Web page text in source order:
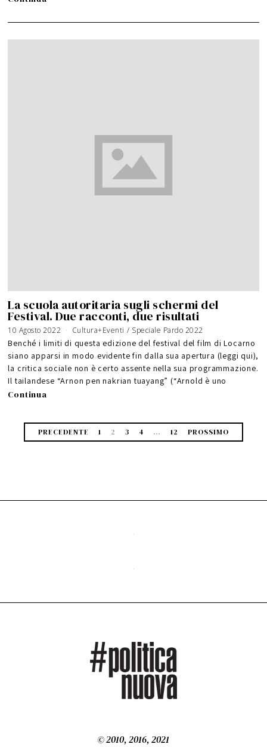
La scuola autoritaria sugli schermi del
Festival. Due racconti, due risultati
10 Agosto 2022 Cultura+Eventi / Speciale Pardo 2022
Benché i limiti di questa edizione del festival del film di Locarno
siano apparsi in modo evidente fin dalla sua apertura (leggi qui),
la critica sociale non è certo assente nella sua programmazione.
Il tailandese “Arnon pen nakrian tuayang” (“Arnold è uno
Continua
PRECEDENTE 1 2 3 4 … 12 PROSSIMO
© 2010, 2016, 2021